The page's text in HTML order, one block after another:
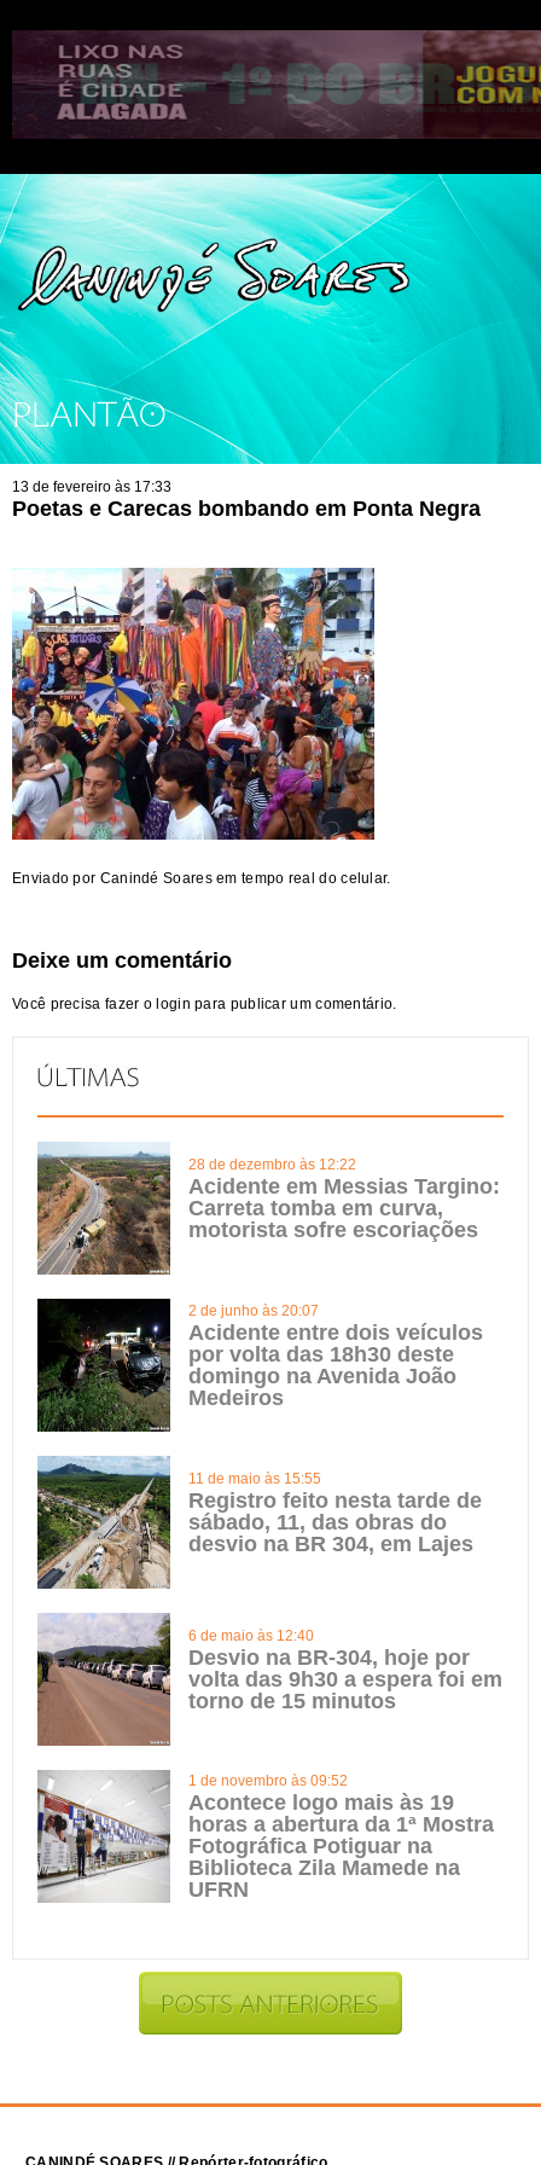
PLANTÃO
13 de fevereiro às 17:33
Poetas e Carecas bombando em Ponta Negra
Enviado por Canindé Soares em tempo real do celular.
Deixe um comentário
Você precisa fazer o login para publicar um comentário.
28 de dezembro às 12:22
Acidente em Messias Targino:
Carreta tomba em curva,
motorista sofre escoriações
2 de junho às 20:07
Acidente entre dois veículos
por volta das 18h30 deste
domingo na Avenida João
Medeiros
11 de maio às 15:55
Registro feito nesta tarde de
sábado, 11, das obras do
desvio na BR 304, em Lajes
6 de maio às 12:40
Desvio na BR-304, hoje por
volta das 9h30 a espera foi em
torno de 15 minutos
1 de novembro às 09:52
Acontece logo mais às 19
horas a abertura da 1ª Mostra
Fotográfica Potiguar na
Biblioteca Zila Mamede na
UFRN